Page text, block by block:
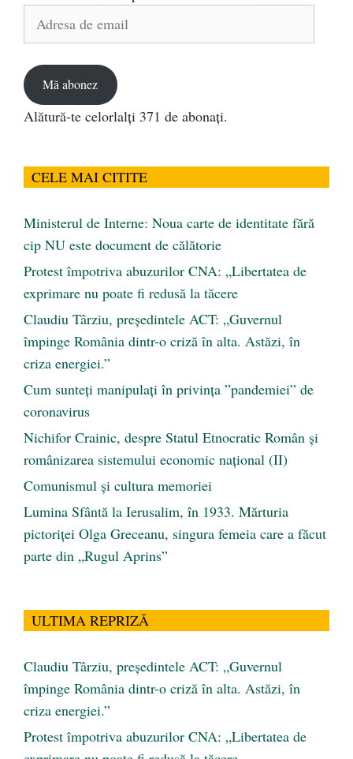
Mă abonez
Alătură-te celorlalți 371 de abonați.
CELE MAI CITITE
Ministerul de Interne: Noua carte de identitate fără
cip NU este document de călătorie
Protest împotriva abuzurilor CNA: „Libertatea de
exprimare nu poate fi redusă la tăcere
Claudiu Târziu, președintele ACT: „Guvernul
împinge România dintr-o criză în alta. Astăzi, în
criza energiei.”
Cum sunteți manipulați în privința ”pandemiei” de
coronavirus
Nichifor Crainic, despre Statul Etnocratic Român şi
românizarea sistemului economic naţional (II)
Comunismul şi cultura memoriei
Lumina Sfântă la Ierusalim, în 1933. Mărturia
pictoriței Olga Greceanu, singura femeia care a făcut
parte din „Rugul Aprins”
ULTIMA REPRIZĂ
Claudiu Târziu, președintele ACT: „Guvernul
împinge România dintr-o criză în alta. Astăzi, în
criza energiei.”
Protest împotriva abuzurilor CNA: „Libertatea de